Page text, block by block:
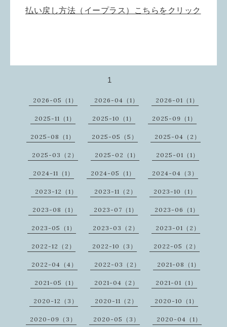
払い戻し方法（イープラス）こちらをクリック
1
2026-05（1） 2026-04（1） 2026-01（1）
2025-11（1） 2025-10（1） 2025-09（1）
2025-08（1） 2025-05（5） 2025-04（2）
2025-03（2） 2025-02（1） 2025-01（1）
2024-11（1） 2024-05（1） 2024-04（3）
2023-12（1） 2023-11（2） 2023-10（1）
2023-08（1） 2023-07（1） 2023-06（1）
2023-05（1） 2023-03（2） 2023-01（2）
2022-12（2） 2022-10（3） 2022-05（2）
2022-04（4） 2022-03（2） 2021-08（1）
2021-05（1） 2021-04（2） 2021-01（1）
2020-12（3） 2020-11（2） 2020-10（1）
2020-09（3） 2020-05（3） 2020-04（1）